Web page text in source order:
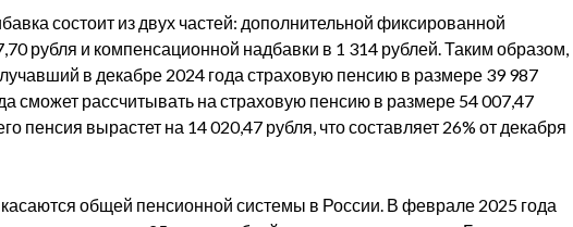
состоит из двух частей: дополнительной фиксированной
рубля и компенсационной надбавки в 1 314 рублей. Таким образом,
в декабре 2024 года страховую пенсию в размере 39 987
сможет рассчитывать на страховую пенсию в размере 54 007,47
пенсия вырастет на 14 020,47 рубля, что составляет 26% от декабря
общей пенсионной системы в России. В феврале 2025 года